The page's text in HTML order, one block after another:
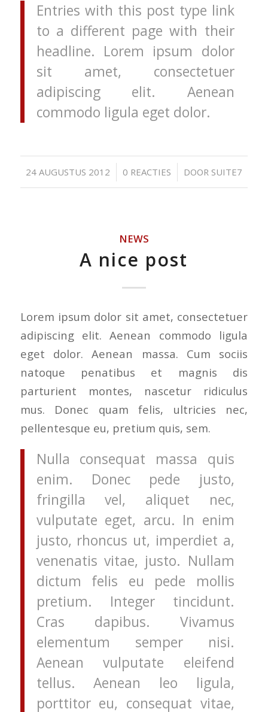
Entries with this post type link
to a different page with their
headline. Lorem ipsum dolor
sit amet, consectetuer
adipiscing elit. Aenean
commodo ligula eget dolor.
24 AUGUSTUS 2012
/ 0 REACTIES
/ DOOR SUITE7
NEWS
A nice post
Lorem ipsum dolor sit amet, consectetuer
adipiscing elit. Aenean commodo ligula
eget dolor. Aenean massa. Cum sociis
natoque penatibus et magnis dis
parturient montes, nascetur ridiculus
mus. Donec quam felis, ultricies nec,
pellentesque eu, pretium quis, sem.
Nulla consequat massa quis
enim. Donec pede justo,
fringilla vel, aliquet nec,
vulputate eget, arcu. In enim
justo, rhoncus ut, imperdiet a,
venenatis vitae, justo. Nullam
dictum felis eu pede mollis
pretium. Integer tincidunt.
Cras dapibus. Vivamus
elementum semper nisi.
Aenean vulputate eleifend
tellus. Aenean leo ligula,
porttitor eu, consequat vitae,